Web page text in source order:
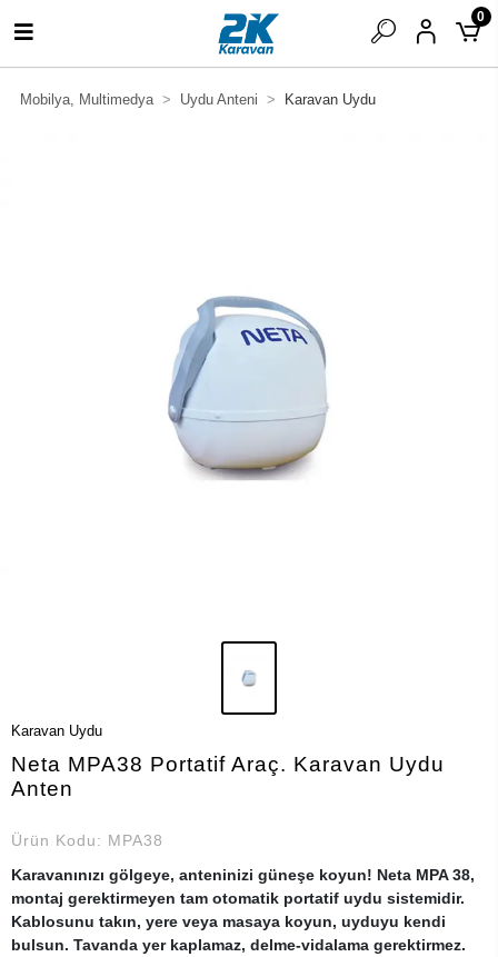
0
Mobilya, Multimedya Uydu Anteni Karavan Uydu
Karavan Uydu
Neta MPA38 Portatif Araç. Karavan Uydu
Anten
Ürün Kodu: MPA38
Karavanınızı gölgeye, anteninizi güneşe koyun! Neta MPA 38,
montaj gerektirmeyen tam otomatik portatif uydu sistemidir.
Kablosunu takın, yere veya masaya koyun, uyduyu kendi
bulsun. Tavanda yer kaplamaz, delme-vidalama gerektirmez.